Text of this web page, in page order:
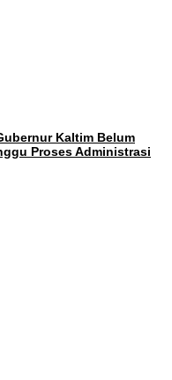
Kaltim Belum
Proses Administrasi